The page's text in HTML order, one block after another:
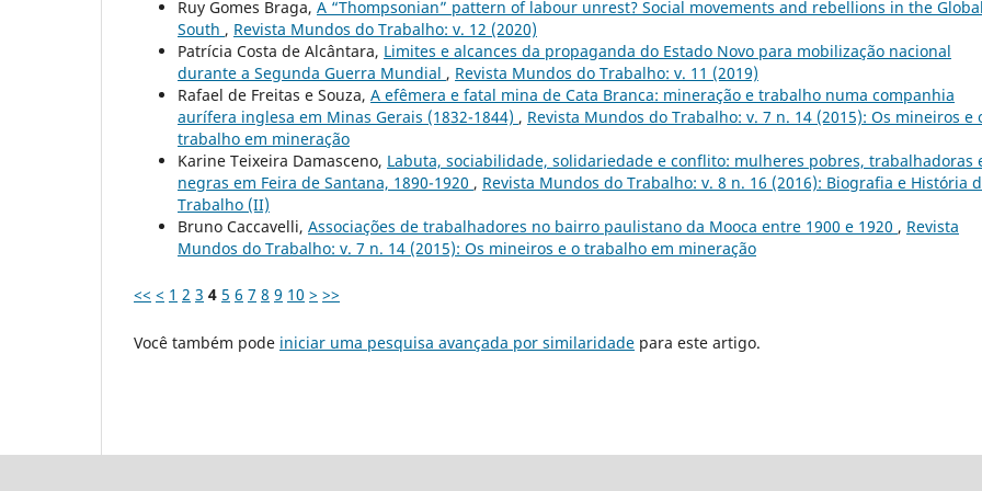
Ruy Gomes Braga, A “Thompsonian” pattern of labour unrest? Social movements and rebellions in the Global
South , Revista Mundos do Trabalho: v. 12 (2020)
Patrícia Costa de Alcântara, Limites e alcances da propaganda do Estado Novo para mobilização nacional
durante a Segunda Guerra Mundial , Revista Mundos do Trabalho: v. 11 (2019)
Rafael de Freitas e Souza, A efêmera e fatal mina de Cata Branca: mineração e trabalho numa companhia
aurífera inglesa em Minas Gerais (1832-1844) , Revista Mundos do Trabalho: v. 7 n. 14 (2015): Os mineiros e
trabalho em mineração
Karine Teixeira Damasceno, Labuta, sociabilidade, solidariedade e conflito: mulheres pobres, trabalhadoras
negras em Feira de Santana, 1890-1920 , Revista Mundos do Trabalho: v. 8 n. 16 (2016): Biografia e História
Trabalho (II)
Bruno Caccavelli, Associações de trabalhadores no bairro paulistano da Mooca entre 1900 e 1920 , Revista
Mundos do Trabalho: v. 7 n. 14 (2015): Os mineiros e o trabalho em mineração
<< < 1 2 3 4 5 6 7 8 9 10 > >>
Você também pode iniciar uma pesquisa avançada por similaridade para este artigo.